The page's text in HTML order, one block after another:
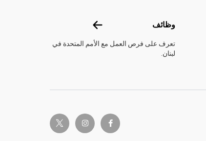
وظائف وظائف
تعرف على فرص العمل مع الأمم المتحدة في
لبنان.
facebook-f
instagram
twitter-x